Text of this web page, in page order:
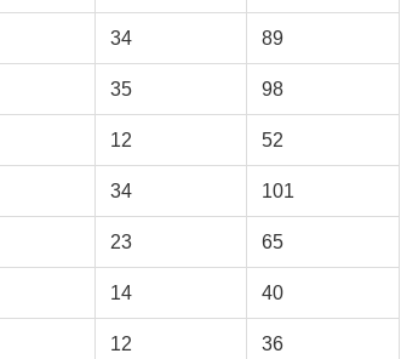
34 89
35 98
12 52
34 101
23 65
14 40
12 36